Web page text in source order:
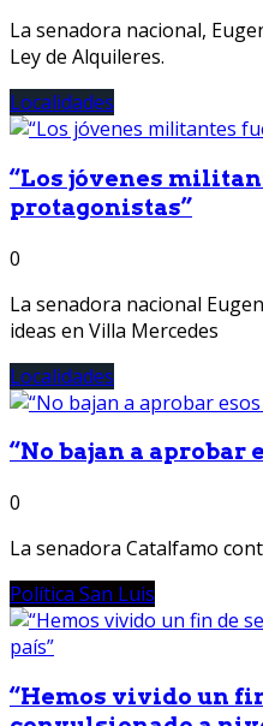
La senadora nacional,
Ley de Alquileres.
Localidades
“Los jóvenes
protagonistas”
0
La senadora nacional
ideas en Villa Mercedes
Localidades
“No bajan a aprobar
0
La senadora Catalfamo
Política San Luis
“Hemos vivido un